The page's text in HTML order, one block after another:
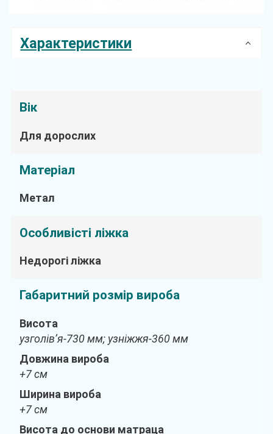
Характеристики
Вік
Для дорослих
Матеріал
Метал
Особливісті ліжка
Недорогі ліжка
Габаритний розмір вироба
Висота
узголів’я-730 мм; узніжжя-360 мм
Довжина вироба
+7 см
Ширина вироба
+7 см
Висота до основи матраца